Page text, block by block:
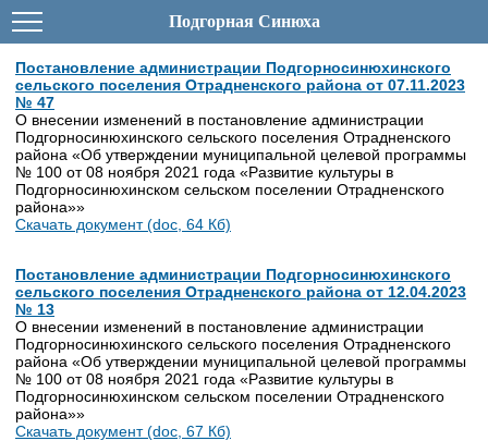
Подгорная Синюха
Постановление администрации Подгорносинюхинского
сельского поселения Отрадненского района от 07.11.2023
№ 47
О внесении изменений в постановление администрации
Подгорносинюхинского сельского поселения Отрадненского
района «Об утверждении муниципальной целевой программы
№ 100 от 08 ноября 2021 года «Развитие культуры в
Подгорносинюхинском сельском поселении Отрадненского
района»»
Скачать документ (doc, 64 Кб)
Постановление администрации Подгорносинюхинского
сельского поселения Отрадненского района от 12.04.2023
№ 13
О внесении изменений в постановление администрации
Подгорносинюхинского сельского поселения Отрадненского
района «Об утверждении муниципальной целевой программы
№ 100 от 08 ноября 2021 года «Развитие культуры в
Подгорносинюхинском сельском поселении Отрадненского
района»»
Скачать документ (doc, 67 Кб)